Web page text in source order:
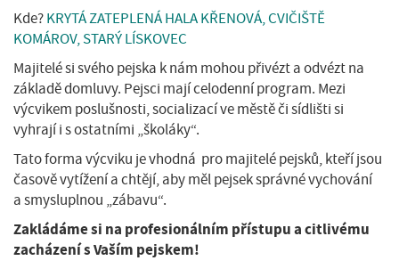
Kde?KRYTÁ ZATEPLENÁ HALA KŘENOVÁ, CVIČIŠTĚ
KOMÁROV, STARÝ LÍSKOVEC
Majitelé si svého pejska k nám mohou přivézt a odvézt na
základě domluvy. Pejsci mají celodenní program. Mezi
výcvikem poslušnosti, socializací ve městě či sídlišti si
vyhrají i s ostatními „školáky“.
Tato forma výcviku je vhodná pro majitelé pejsků, kteří jsou
časově vytížení a chtějí, aby měl pejsek správné vychování
a smysluplnou „zábavu“.
Zakládáme si na profesionálním přístupu a citlivému
zacházení s Vaším pejskem!